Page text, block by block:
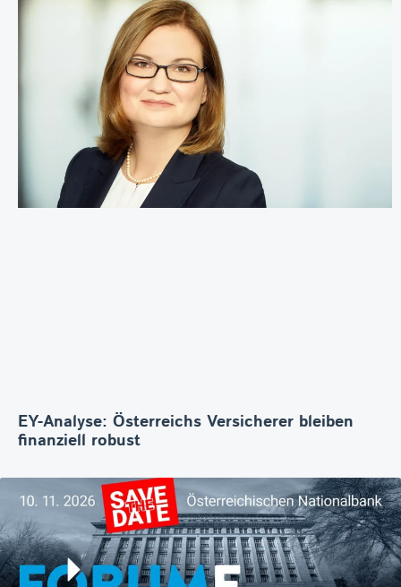
EY-Analyse: Österreichs Versicherer bleiben
finanziell robust